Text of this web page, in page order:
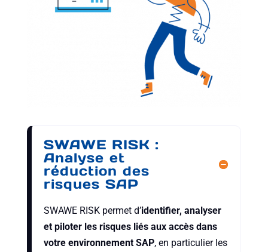
SWAWE RISK :
Analyse et
réduction des
risques SAP
SWAWE RISK permet d’identifier, analyser
et piloter les risques liés aux accès dans
votre environnement SAP, en particulier les